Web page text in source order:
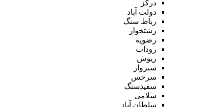
درگز
دولت آباد
رباط سنگ
رشتخوار
رضویه
روداب
ریوش
سبزوار
سرخس
سفیدسنگ
سلامی
سلطان آباد